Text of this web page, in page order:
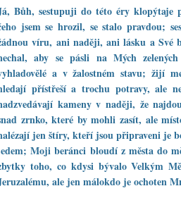
Bůh, sestupuji do této éry klopýtaje
jsem se hrozil, se stalo pravdou;
víru, ani naději, ani lásku a Své
aby se pásli na Mých
a v žalostném stavu; žijí
přístřeší a trochu potravy, ale
kameny v naději, že
zrnko, které by mohli zasít, ale
jen štíry, kteří jsou připraveni je
Moji beránci bloudí z města do
toho, co kdysi bývalo Velkým
ale jen málokdo je ochoten